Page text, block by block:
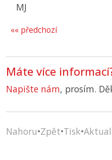
MJ
«« předchozí
Máte více
Napište nám, prosím.
Nahoru•Zpět•Tisk•